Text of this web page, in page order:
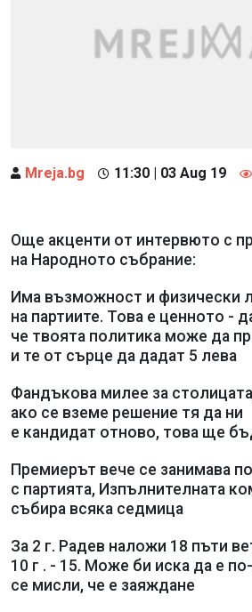
Mreja.bg 11:30 | 03 Aug 19
Още акценти от интервюто с
на Народното събрание:
Има възможност и физически
на партиите. Това е ценното -
че твоята политика може да
и те от сърце да дадат 5 лева
Фандъкова милее за
ако се вземе решение тя да ни
е кандидат отново, това ще
Премиерът вече се занимава
с партията, Изпълнителната
събира всяка седмица
За 2 г. Радев наложи 18 пъти
10 г . - 15. Може би иска да е
се мисли, че е заяждане